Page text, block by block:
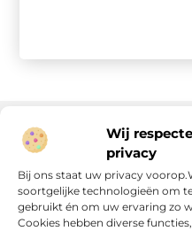
Wij
privacy
Bij ons staat uw privacy
soortgelijke technologieën om
gebruikt én om uw ervaring zo
Cookies hebben diverse
Onze informatie